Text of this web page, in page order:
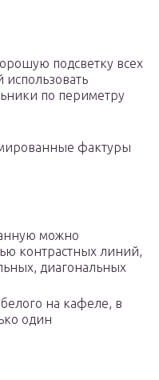
подсветку всех
по периметру
фактуры
можно
контрастных линий,
диагональных
на кафеле, в
один